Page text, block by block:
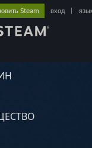
Steam вход